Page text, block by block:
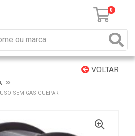
0
VOLTAR
SEM GAS GUEPAR